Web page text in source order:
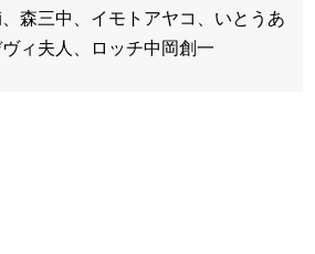
森三中、イモトアヤコ、いとうあ
ィ夫人、ロッチ中岡創一